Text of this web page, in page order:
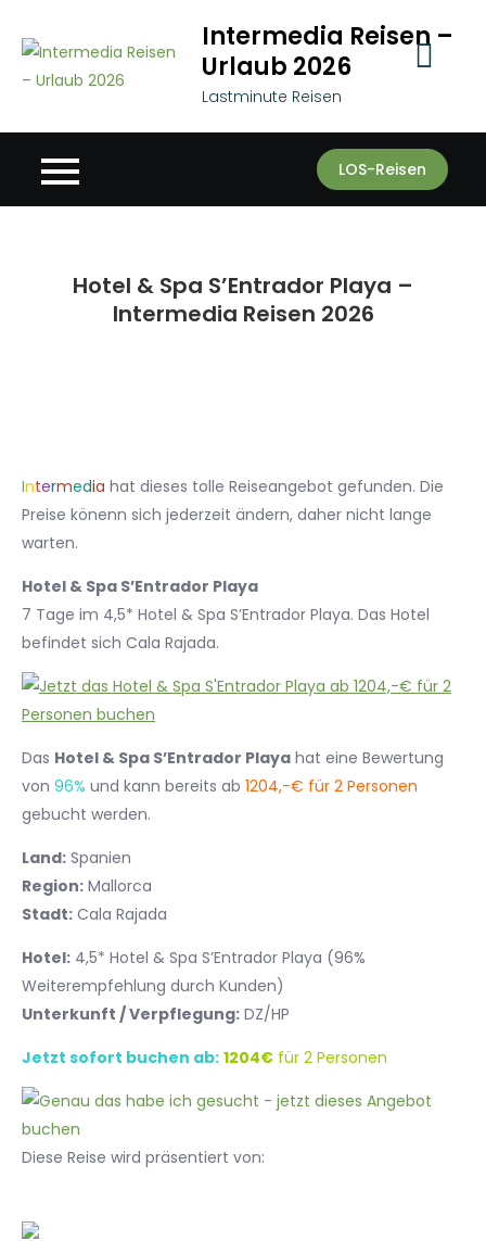
content
Intermedia Reisen –
Urlaub 2026
Lastminute Reisen
LOS-Reisen
Hotel & Spa S’Entrador Playa –
Intermedia Reisen 2026
Intermedia hat dieses tolle Reiseangebot gefunden. Die
Preise könenn sich jederzeit ändern, daher nicht lange
warten.
Hotel & Spa S’Entrador Playa
7 Tage im 4,5* Hotel & Spa S’Entrador Playa. Das Hotel
befindet sich Cala Rajada.
Das Hotel & Spa S’Entrador Playa hat eine Bewertung
von 96% und kann bereits ab 1204,-€ für 2 Personen
gebucht werden.
Land: Spanien
Region: Mallorca
Stadt: Cala Rajada
Hotel: 4,5* Hotel & Spa S’Entrador Playa (96%
Weiterempfehlung durch Kunden)
Unterkunft / Verpflegung: DZ/HP
Jetzt sofort buchen ab: 1204€ für 2 Personen
Diese Reise wird präsentiert von: